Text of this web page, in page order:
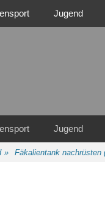
mit der ganzen Familie
Jugend
Jugend
» Fäkalientank nachrüsten